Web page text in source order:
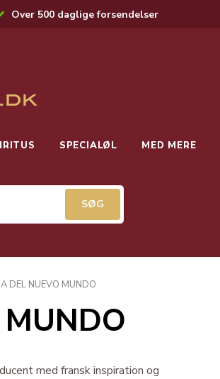
Over 500 daglige forsendelser
SPECIALØL MED MERE
DEL NUEVO MUNDO
med fransk inspiration og